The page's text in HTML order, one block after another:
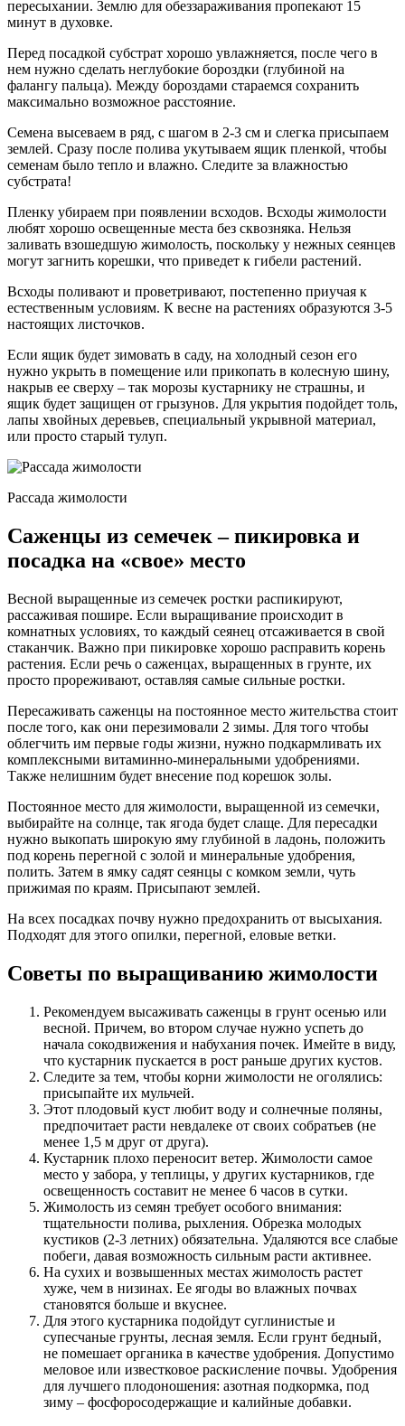
пересыхании. Землю для обеззараживания пропекают 15
минут в духовке.
Перед посадкой субстрат хорошо увлажняется, после чего в
нем нужно сделать неглубокие бороздки (глубиной на
фалангу пальца). Между бороздами стараемся сохранить
максимально возможное расстояние.
Семена высеваем в ряд, с шагом в 2-3 см и слегка присыпаем
землей. Сразу после полива укутываем ящик пленкой, чтобы
семенам было тепло и влажно. Следите за влажностью
субстрата!
Пленку убираем при появлении всходов. Всходы жимолости
любят хорошо освещенные места без сквозняка. Нельзя
заливать взошедшую жимолость, поскольку у нежных сеянцев
могут загнить корешки, что приведет к гибели растений.
Всходы поливают и проветривают, постепенно приучая к
естественным условиям. К весне на растениях образуются 3-5
настоящих листочков.
Если ящик будет зимовать в саду, на холодный сезон его
нужно укрыть в помещение или прикопать в колесную шину,
накрыв ее сверху – так морозы кустарнику не страшны, и
ящик будет защищен от грызунов. Для укрытия подойдет толь,
лапы хвойных деревьев, специальный укрывной материал,
или просто старый тулуп.
Рассада жимолости
Саженцы из семечек – пикировка и
посадка на «свое» место
Весной выращенные из семечек ростки распикируют,
рассаживая пошире. Если выращивание происходит в
комнатных условиях, то каждый сеянец отсаживается в свой
стаканчик. Важно при пикировке хорошо расправить корень
растения. Если речь о саженцах, выращенных в грунте, их
просто прореживают, оставляя самые сильные ростки.
Пересаживать саженцы на постоянное место жительства стоит
после того, как они перезимовали 2 зимы. Для того чтобы
облегчить им первые годы жизни, нужно подкармливать их
комплексными витаминно-минеральными удобрениями.
Также нелишним будет внесение под корешок золы.
Постоянное место для жимолости, выращенной из семечки,
выбирайте на солнце, так ягода будет слаще. Для пересадки
нужно выкопать широкую яму глубиной в ладонь, положить
под корень перегной с золой и минеральные удобрения,
полить. Затем в ямку садят сеянцы с комком земли, чуть
прижимая по краям. Присыпают землей.
На всех посадках почву нужно предохранить от высыхания.
Подходят для этого опилки, перегной, еловые ветки.
Советы по выращиванию жимолости
Рекомендуем высаживать саженцы в грунт осенью или
весной. Причем, во втором случае нужно успеть до
начала сокодвижения и набухания почек. Имейте в виду,
что кустарник пускается в рост раньше других кустов.
Следите за тем, чтобы корни жимолости не оголялись:
присыпайте их мульчей.
Этот плодовый куст любит воду и солнечные поляны,
предпочитает расти невдалеке от своих собратьев (не
менее 1,5 м друг от друга).
Кустарник плохо переносит ветер. Жимолости самое
место у забора, у теплицы, у других кустарников, где
освещенность составит не менее 6 часов в сутки.
Жимолость из семян требует особого внимания:
тщательности полива, рыхления. Обрезка молодых
кустиков (2-3 летних) обязательна. Удаляются все слабые
побеги, давая возможность сильным расти активнее.
На сухих и возвышенных местах жимолость растет
хуже, чем в низинах. Ее ягоды во влажных почвах
становятся больше и вкуснее.
Для этого кустарника подойдут суглинистые и
супесчаные грунты, лесная земля. Если грунт бедный,
не помешает органика в качестве удобрения. Допустимо
меловое или известковое раскисление почвы. Удобрения
для лучшего плодоношения: азотная подкормка, под
зиму – фосфоросодержащие и калийные добавки.